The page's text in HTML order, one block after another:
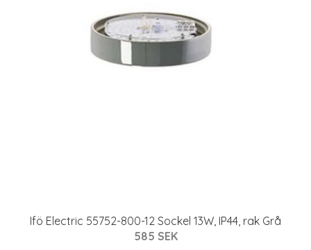
Ifö Electric 55752-800-12 Sockel 13W, IP44, rak Grå
585 SEK